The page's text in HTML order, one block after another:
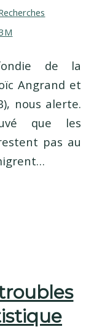
de la
Angrand et
nous alerte.
que les
pas au